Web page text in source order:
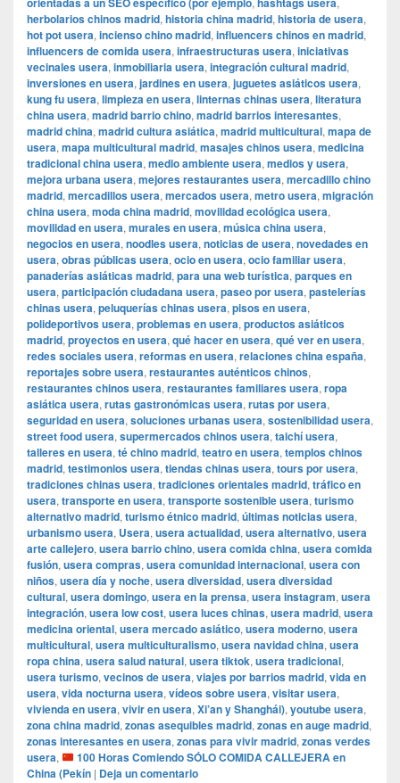
herbolarios chinos madrid, historia china madrid, historia de usera,
hot pot usera, incienso chino madrid, influencers chinos en madrid,
influencers de comida usera, infraestructuras usera, iniciativas
vecinales usera, inmobiliaria usera, integración cultural madrid,
inversiones en usera, jardines en usera, juguetes asiáticos usera,
kung fu usera, limpieza en usera, linternas chinas usera, literatura
china usera, madrid barrio chino, madrid barrios interesantes,
madrid china, madrid cultura asiática, madrid multicultural, mapa de
usera, mapa multicultural madrid, masajes chinos usera, medicina
tradicional china usera, medio ambiente usera, medios y usera,
mejora urbana usera, mejores restaurantes usera, mercadillo chino
madrid, mercadillos usera, mercados usera, metro usera, migración
china usera, moda china madrid, movilidad ecológica usera,
movilidad en usera, murales en usera, música china usera,
negocios en usera, noodles usera, noticias de usera, novedades en
usera, obras públicas usera, ocio en usera, ocio familiar usera,
panaderías asiáticas madrid, para una web turística, parques en
usera, participación ciudadana usera, paseo por usera, pastelerías
chinas usera, peluquerías chinas usera, pisos en usera,
polideportivos usera, problemas en usera, productos asiáticos
madrid, proyectos en usera, qué hacer en usera, qué ver en usera,
redes sociales usera, reformas en usera, relaciones china españa,
reportajes sobre usera, restaurantes auténticos chinos,
restaurantes chinos usera, restaurantes familiares usera, ropa
asiática usera, rutas gastronómicas usera, rutas por usera,
seguridad en usera, soluciones urbanas usera, sostenibilidad usera,
street food usera, supermercados chinos usera, taichí usera,
talleres en usera, té chino madrid, teatro en usera, templos chinos
madrid, testimonios usera, tiendas chinas usera, tours por usera,
tradiciones chinas usera, tradiciones orientales madrid, tráfico en
usera, transporte en usera, transporte sostenible usera, turismo
alternativo madrid, turismo étnico madrid, últimas noticias usera,
urbanismo usera, Usera, usera actualidad, usera alternativo, usera
arte callejero, usera barrio chino, usera comida china, usera comida
fusión, usera compras, usera comunidad internacional, usera con
niños, usera día y noche, usera diversidad, usera diversidad
cultural, usera domingo, usera en la prensa, usera instagram, usera
integración, usera low cost, usera luces chinas, usera madrid, usera
medicina oriental, usera mercado asiático, usera moderno, usera
multicultural, usera multiculturalismo, usera navidad china, usera
ropa china, usera salud natural, usera tiktok, usera tradicional,
usera turismo, vecinos de usera, viajes por barrios madrid, vida en
usera, vida nocturna usera, vídeos sobre usera, visitar usera,
vivienda en usera, vivir en usera, Xi’an y Shanghái), youtube usera,
zona china madrid, zonas asequibles madrid, zonas en auge madrid,
zonas interesantes en usera, zonas para vivir madrid, zonas verdes
usera,
100 Horas Comiendo SÓLO COMIDA CALLEJERA en
China (Pekín | Deja un comentario